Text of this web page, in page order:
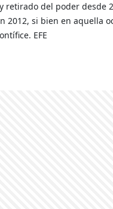
retirado del poder
2012, si bien en aquella
EFE